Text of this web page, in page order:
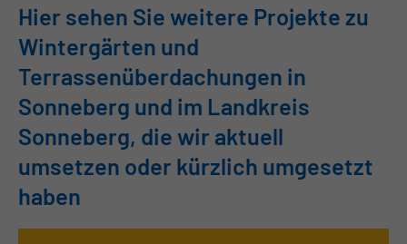
Hier sehen Sie weitere Projekte zu
Wintergärten und
Terrassenüberdachungen in
Sonneberg und im Landkreis
Sonneberg, die wir aktuell
umsetzen oder kürzlich umgesetzt
haben